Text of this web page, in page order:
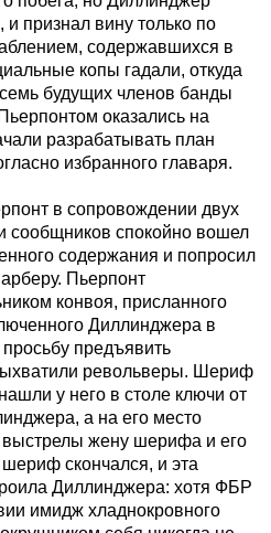
и признал вину только по
содержавшихся в
копы гадали, откуда
будущих членов банды
оказались на
разрабатывать план
избранного главаря.
в сопровождении двух
сообщников спокойно вошел
содержания и попросил
Пьерпонт
конвоя, присланного
Диллинджера в
предъявить
револьверы. Шериф
у него в столе ключи от
а на его место
жену шерифа и его
скончался, и эта
Диллинджера: хотя ФБР
имидж хладнокровного